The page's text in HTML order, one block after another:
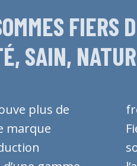
FIERS
SAIN,
plus de
marque
viande).
et bien
pas à